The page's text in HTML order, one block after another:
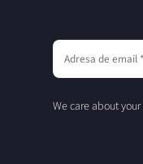
We care about